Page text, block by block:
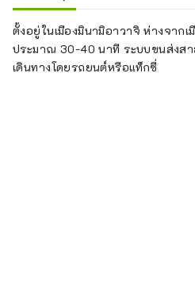
ตั้งอยู่ในเมืองมินามิอาวาจิ ห่างจากเ
ประมาณ 30-40 นาที ระบบขนส่งส
เดินทางโดยรถยนต์หรือแท็กซี่